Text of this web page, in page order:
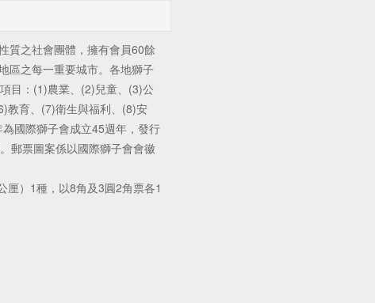
之社會團體，擁有會員60餘
區之每一重要城市。各地獅子
目：(1)農業、(2)兒童、(3)公
教育、(7)衛生與福利、(8)安
國際獅子會成立45週年，發行
郵票圖案係以國際獅子會會徽
）1種，以8角及3圓2角票各1